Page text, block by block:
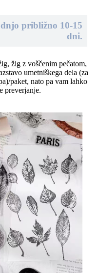
približno 10-15
dni.
žig z voščenim pečatom,
umetniškega dela (za
paket, nato pa vam lahko
preverjanje.